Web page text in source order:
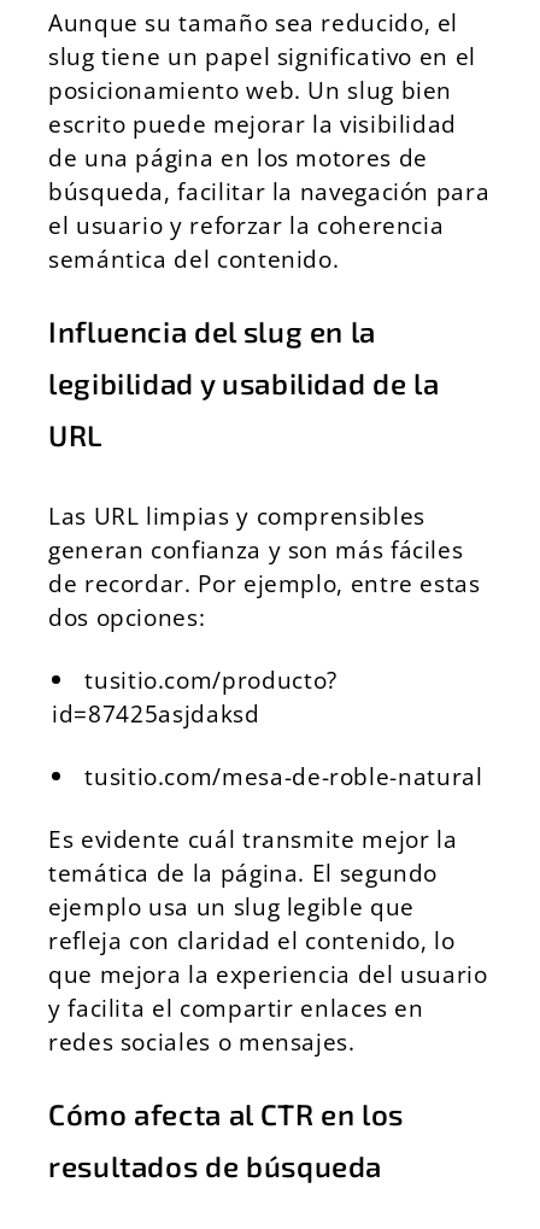
Aunque su tamaño sea reducido, el
slug tiene un papel significativo en el
posicionamiento web. Un slug bien
escrito puede mejorar la visibilidad
de una página en los motores de
búsqueda, facilitar la navegación para
el usuario y reforzar la coherencia
semántica del contenido.
Influencia del slug en la
legibilidad y usabilidad de la
URL
Las URL limpias y comprensibles
generan confianza y son más fáciles
de recordar. Por ejemplo, entre estas
dos opciones:
tusitio.com/producto?
id=87425asjdaksd
tusitio.com/mesa-de-roble-natural
Es evidente cuál transmite mejor la
temática de la página. El segundo
ejemplo usa un slug legible que
refleja con claridad el contenido, lo
que mejora la experiencia del usuario
y facilita el compartir enlaces en
redes sociales o mensajes.
Cómo afecta al CTR en los
resultados de búsqueda